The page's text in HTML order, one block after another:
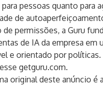
pessoas quanto para
de
permissões, a Guru
de IA da empresa em
e orientado por políticas.
getguru.com.
original deste anúncio é